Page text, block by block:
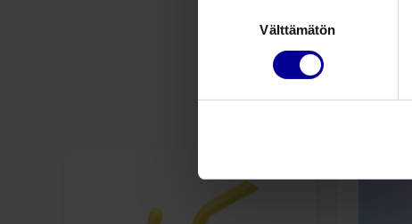
Välttämätön